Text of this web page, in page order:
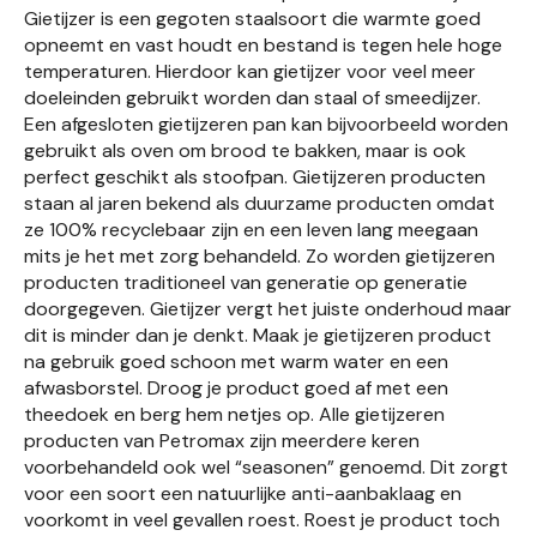
Gietijzer is een gegoten staalsoort die warmte goed
opneemt en vast houdt en bestand is tegen hele hoge
temperaturen. Hierdoor kan gietijzer voor veel meer
doeleinden gebruikt worden dan staal of smeedijzer.
Een afgesloten gietijzeren pan kan bijvoorbeeld worden
gebruikt als oven om brood te bakken, maar is ook
perfect geschikt als stoofpan. Gietijzeren producten
staan al jaren bekend als duurzame producten omdat
ze 100% recyclebaar zijn en een leven lang meegaan
mits je het met zorg behandeld. Zo worden gietijzeren
producten traditioneel van generatie op generatie
doorgegeven. Gietijzer vergt het juiste onderhoud maar
dit is minder dan je denkt. Maak je gietijzeren product
na gebruik goed schoon met warm water en een
afwasborstel. Droog je product goed af met een
theedoek en berg hem netjes op. Alle gietijzeren
producten van Petromax zijn meerdere keren
voorbehandeld ook wel “seasonen” genoemd. Dit zorgt
voor een soort een natuurlijke anti-aanbaklaag en
voorkomt in veel gevallen roest. Roest je product toch